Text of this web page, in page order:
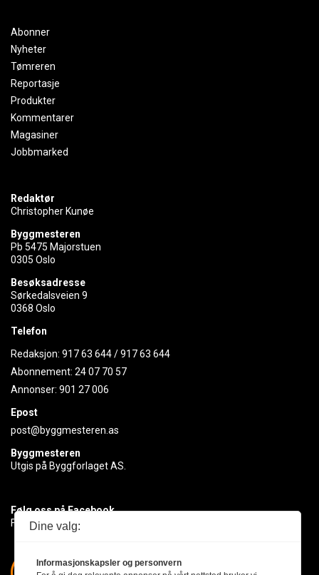
Abonner
Nyheter
Tømreren
Reportasje
Produkter
Kommentarer
Magasiner
Jobbmarked
Redaktør
Christopher Kunøe
Byggmesteren
Pb 5475 Majorstuen
0305 Oslo
Besøksadresse
Sørkedalsveien 9
0368 Oslo
Telefon
Redaksjon: 917 63 644/917 63 644
Abonnement: 24 07 70 57
Annonser: 901 27 006
Epost
post@byggmesteren.as
Byggmesteren
Utgis på Byggforlaget AS.
Følg oss på Facebook
Få med deg det siste innen byggebransjen
Dine valg:
Informasjonskapsler og personvern